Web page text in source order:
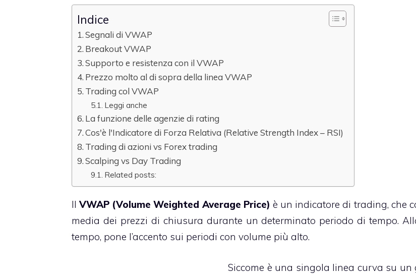
Indice
Segnali di VWAP
Breakout VWAP
Supporto e resistenza con il VWAP
Prezzo molto al di sopra della linea VWAP
Trading col VWAP
Leggi anche
La funzione delle agenzie di rating
Cos'è l'Indicatore di Forza Relativa (Relative Strength Index – RSI)
Trading di azioni vs Forex trading
Scalping vs Day Trading
Related posts:
IlVWAP (Volume Weighted Average Price) è un indicatore di trading, che
media dei prezzi di chiusura durante un determinato periodo di tempo.
tempo, pone l’accento sui periodi con volume più alto.
Siccome è una singola linea curva su un